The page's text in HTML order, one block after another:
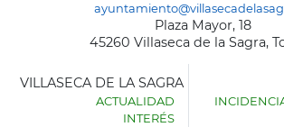
Plaza Mayor, 18
45260 Villaseca de la Sagra,
VILLASECA DE LA SAGRA
ACTUALIDAD
INTERÉS